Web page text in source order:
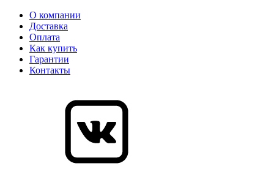
О компании
Доставка
Оплата
Как купить
Гарантии
Контакты